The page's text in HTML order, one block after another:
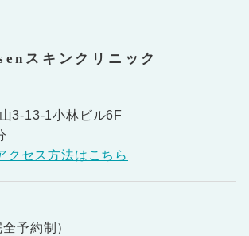
スキンクリニック
3-13-1小林ビル6F
クセス方法はこちら
予約制）